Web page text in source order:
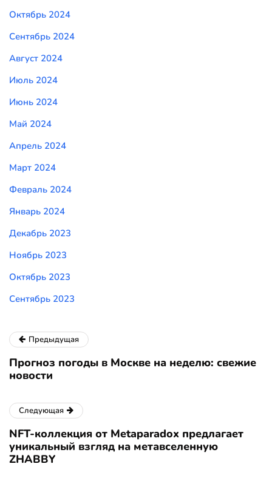
Октябрь 2024
Сентябрь 2024
Август 2024
Июль 2024
Июнь 2024
Май 2024
Апрель 2024
Март 2024
Февраль 2024
Январь 2024
Декабрь 2023
Ноябрь 2023
Октябрь 2023
Сентябрь 2023
Предыдущая
Прогноз погоды в Москве на неделю: свежие
новости
Следующая
NFT-коллекция от Metaparadox предлагает
уникальный взгляд на метавселенную
ZHABBY